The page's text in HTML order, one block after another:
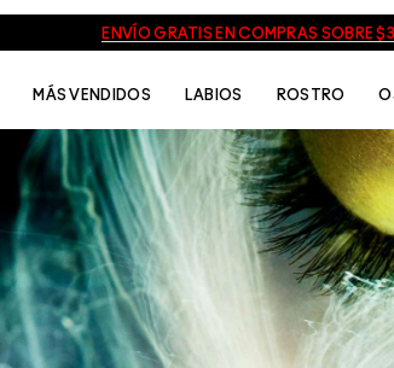
ENVÍO GRATIS EN COMPRAS SOBRE
MÁS VENDIDOS LABIOS ROSTRO